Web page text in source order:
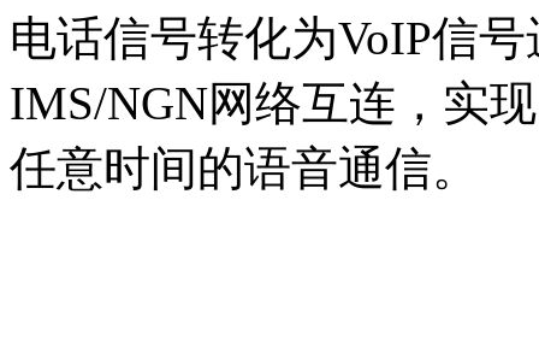
电话信号转化为VoIP信
IMS/NGN网络互连，实
任意时间的语音通信。